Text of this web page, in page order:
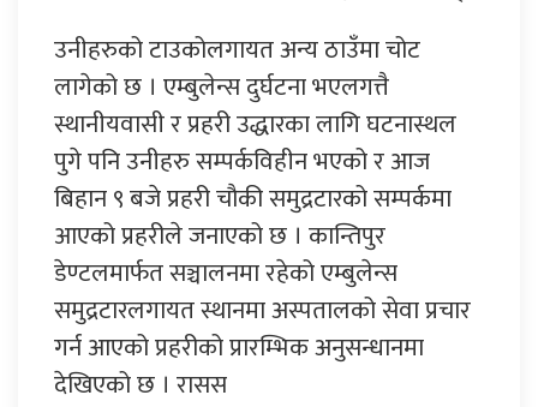
उनीहरुको टाउकोलगायत अन्य ठाउँमा चोट
लागेको छ । एम्बुलेन्स दुर्घटना भएलगत्तै
स्थानीयवासी र प्रहरी उद्धारका लागि घटनास्थल
पुगे पनि उनीहरु सम्पर्कविहीन भएको र आज
बिहान ९ बजे प्रहरी चौकी समुद्रटारको सम्पर्कमा
आएको प्रहरीले जनाएको छ । कान्तिपुर
डेण्टलमार्फत सञ्चालनमा रहेको एम्बुलेन्स
समुद्रटारलगायत स्थानमा अस्पतालको सेवा प्रचार
गर्न आएको प्रहरीको प्रारम्भिक अनुसन्धानमा
देखिएको छ । रासस